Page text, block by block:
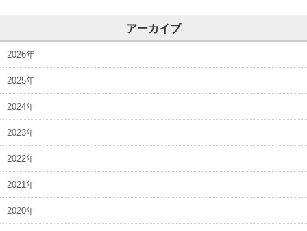
アーカイブ
2026年
2025年
2024年
2023年
2022年
2021年
2020年